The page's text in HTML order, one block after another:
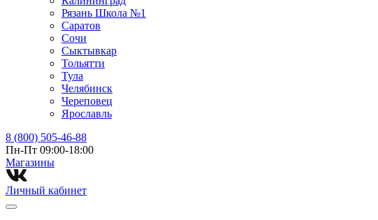
Рязань Школа №1
Саратов
Сочи
Сыктывкар
Тольятти
Тула
Челябинск
Череповец
Ярославль
8 (800) 505-46-88
Пн-Пт 09:00-18:00
Магазины⁠
Личный кабинет